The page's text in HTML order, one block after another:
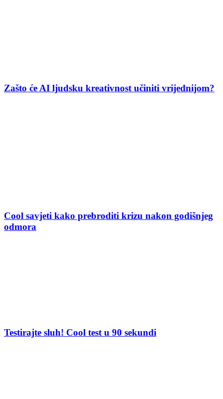
Zašto će AI ljudsku kreativnost učiniti vrijednijom?
Cool savjeti kako prebroditi krizu nakon godišnjeg
odmora
Testirajte sluh! Cool test u 90 sekundi